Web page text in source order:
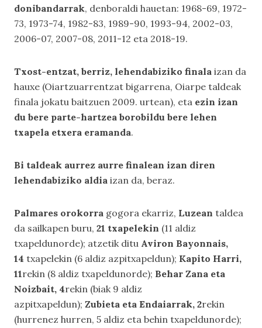
donibandarrak, denboraldi hauetan: 1968-69, 1972-
73, 1973-74, 1982-83, 1989-90, 1993-94, 2002-03,
2006-07, 2007-08, 2011-12 eta 2018-19.
Txost-entzat, berriz, lehendabiziko finala izan da
hauxe (Oiartzuarrentzat bigarrena, Oiarpe taldeak
finala jokatu baitzuen 2009. urtean), eta ezin izan
du bere parte-hartzea borobildu bere lehen
txapela etxera eramanda.
Bi taldeak aurrez aurre finalean izan diren
lehendabiziko aldia izan da, beraz.
Palmares orokorra gogora ekarriz, Luzean taldea
da sailkapen buru, 21 txapelekin (11 aldiz
txapeldunorde); atzetik ditu Aviron Bayonnais,
14 txapelekin (6 aldiz azpitxapeldun); Kapito Harri,
11rekin (8 aldiz txapeldunorde); Behar Zana eta
Noizbait, 4rekin (biak 9 aldiz
azpitxapeldun); Zubieta eta Endaiarrak, 2rekin
(hurrenez hurren, 5 aldiz eta behin txapeldunorde);